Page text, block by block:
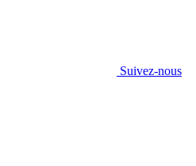
Suivez-nous